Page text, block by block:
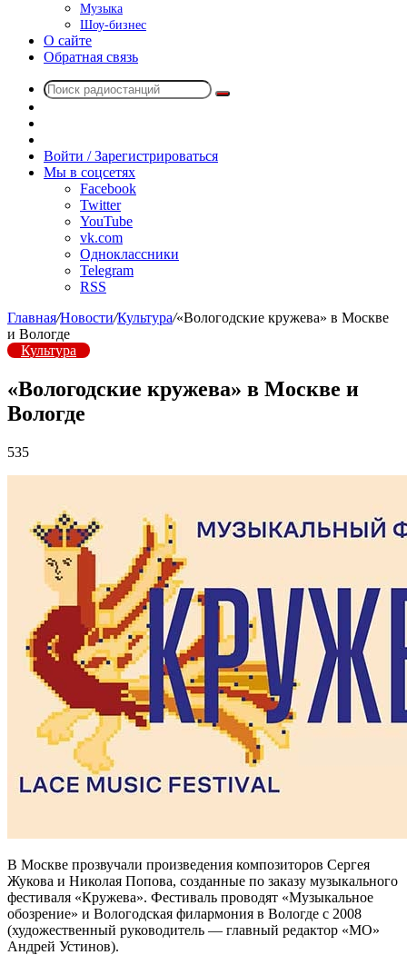
Музыка
Шоу-бизнес
О сайте
Обратная связь
Поиск
радио
Войти / Зарегистрироваться
Мы в соцсетях
Facebook
Twitter
YouTube
vk.com
Одноклассники
Telegram
RSS
Главная/Новости/Культура/«Вологодские кружева» в Москве
и Вологде
Культура
«Вологодские кружева» в Москве и
Вологде
535
В Москве прозвучали произведения композиторов Сергея
Жукова и Николая Попова, созданные по заказу музыкального
фестиваля «Кружева». Фестиваль проводят «Музыкальное
обозрение» и Вологодская филармония в Вологде с 2008
(художественный руководитель — главный редактор «МО»
Андрей Устинов).